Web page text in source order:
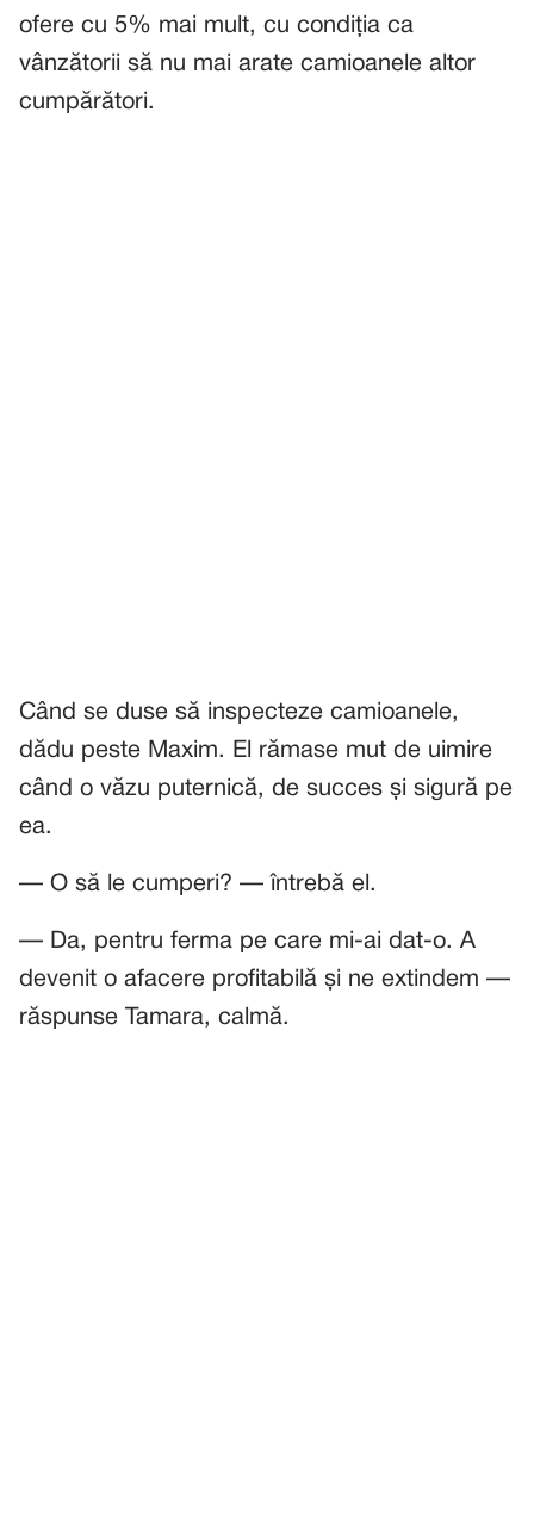
ofere cu 5% mai mult, cu condiția ca
vânzătorii să nu mai arate camioanele altor
cumpărători.
Când se duse să inspecteze camioanele,
dădu peste Maxim. El rămase mut de uimire
când o văzu puternică, de succes și sigură pe
ea.
— O să le cumperi? — întrebă el.
— Da, pentru ferma pe care mi-ai dat-o. A
devenit o afacere profitabilă și ne extindem —
răspunse Tamara, calmă.